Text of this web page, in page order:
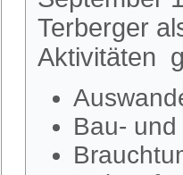
Terberger
Aktivitäten
Bau-